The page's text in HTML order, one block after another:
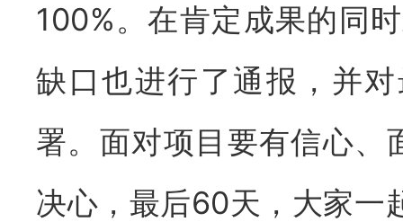
100%。在肯定成果的同
缺口也进行了通报， 并
署。面对项目要有信心、
决心，最后60天，大家一